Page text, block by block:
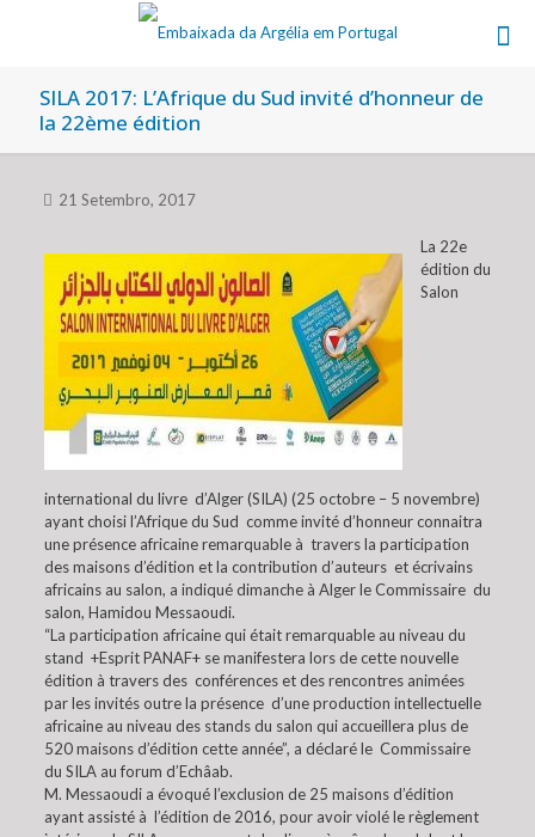
SILA 2017: L’Afrique du Sud invité d’honneur de
la 22ème édition
21 Setembro, 2017
La 22e
édition du
Salon
international du livre d’Alger (SILA) (25 octobre – 5 novembre)
ayant choisi l’Afrique du Sud comme invité d’honneur connaitra
une présence africaine remarquable à travers la participation
des maisons d’édition et la contribution d’auteurs et écrivains
africains au salon, a indiqué dimanche à Alger le Commissaire du
salon, Hamidou Messaoudi.
“La participation africaine qui était remarquable au niveau du
stand +Esprit PANAF+ se manifestera lors de cette nouvelle
édition à travers des conférences et des rencontres animées
par les invités outre la présence d’une production intellectuelle
africaine au niveau des stands du salon qui accueillera plus de
520 maisons d’édition cette année”, a déclaré le Commissaire
du SILA au forum d’Echâab.
M. Messaoudi a évoqué l’exclusion de 25 maisons d’édition
ayant assisté à l’édition de 2016, pour avoir violé le règlement